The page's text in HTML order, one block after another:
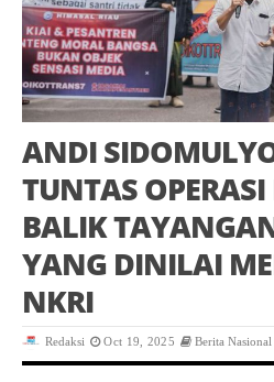
ANDI
TUNTAS
BALIK
YANG DINILAI
NKRI
Redaksi Oct 19, 2025 Berita Nasional